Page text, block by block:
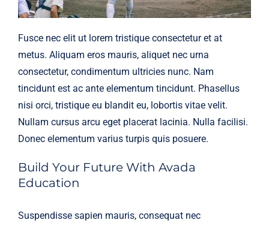
Fusce nec elit ut lorem tristique consectetur et at
metus. Aliquam eros mauris, aliquet nec urna
consectetur, condimentum ultricies nunc. Nam
tincidunt est ac ante elementum tincidunt. Phasellus
nisi orci, tristique eu blandit eu, lobortis vitae velit.
Nullam cursus arcu eget placerat lacinia. Nulla facilisi.
Donec elementum varius turpis quis posuere.
Build Your Future With Avada
Education
Suspendisse sapien mauris, consequat nec